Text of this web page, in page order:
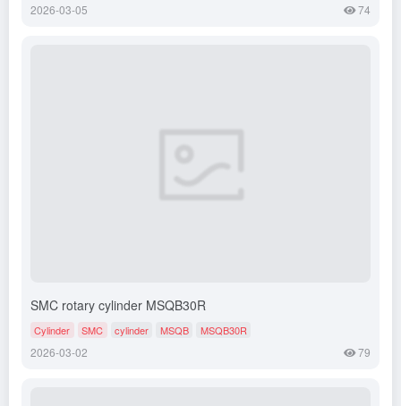
2026-03-05 74
SMC rotary cylinder MSQB30R
Cylinder SMC cylinder MSQB MSQB30R
2026-03-02 79